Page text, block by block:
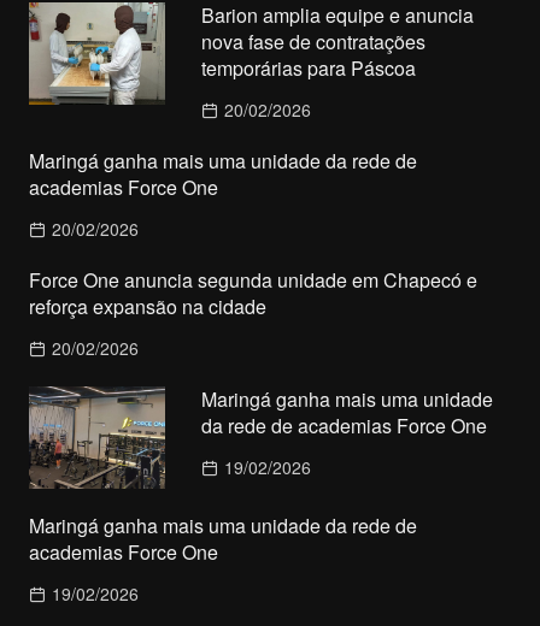
Barion amplia equipe e anuncia
nova fase de contratações
temporárias para Páscoa
20/02/2026
Maringá ganha mais uma unidade da rede de
academias Force One
20/02/2026
Force One anuncia segunda unidade em Chapecó e
reforça expansão na cidade
20/02/2026
Maringá ganha mais uma unidade
da rede de academias Force One
19/02/2026
Maringá ganha mais uma unidade da rede de
academias Force One
19/02/2026